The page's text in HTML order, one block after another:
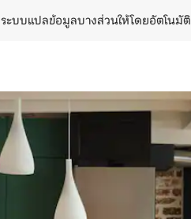
ระบบแปลข้อมูลบางส่วนให้โดยอัตโนมัติ